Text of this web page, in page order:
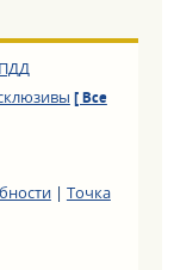
ПДД
[ Все
| Точка